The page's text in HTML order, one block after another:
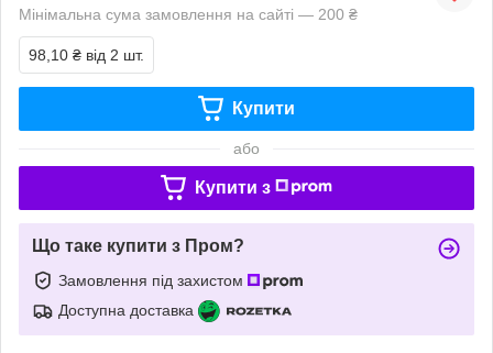
Мінімальна сума замовлення на сайті — 200 ₴
98,10 ₴ від 2 шт.
Купити
або
Купити з
Що таке купити з Пром?
Замовлення під захистом
Доступна доставка